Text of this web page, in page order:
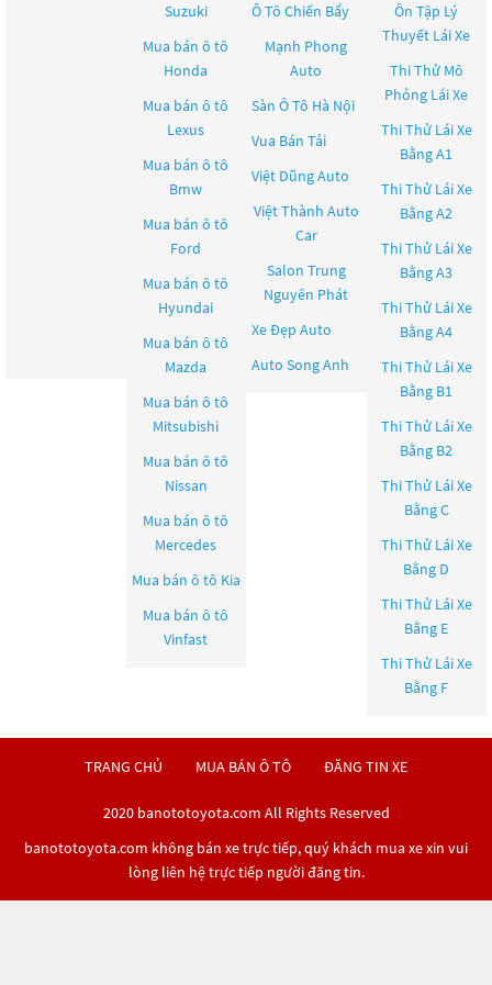
Suzuki
Mua bán ô tô
Honda
Mua bán ô tô
Lexus
Mua bán ô tô
Bmw
Mua bán ô tô
Ford
Mua bán ô tô
Hyundai
Mua bán ô tô
Mazda
Mua bán ô tô
Mitsubishi
Mua bán ô tô
Nissan
Mua bán ô tô
Mercedes
Mua bán ô tô Kia
Mua bán ô tô
Vinfast
Ô Tô Chiến Bẩy
Mạnh Phong
Auto
Sàn Ô Tô Hà Nội
Vua Bán Tải
Việt Dũng Auto
Việt Thành Auto
Car
Salon Trung
Nguyên Phát
Xe Đẹp Auto
Auto Song Anh
Ôn Tập Lý
Thuyết Lái Xe
Thi Thử Mô
Phỏng Lái Xe
Thi Thử Lái Xe
Bằng A1
Thi Thử Lái Xe
Bằng A2
Thi Thử Lái Xe
Bằng A3
Thi Thử Lái Xe
Bằng A4
Thi Thử Lái Xe
Bằng B1
Thi Thử Lái Xe
Bằng B2
Thi Thử Lái Xe
Bằng C
Thi Thử Lái Xe
Bằng D
Thi Thử Lái Xe
Bằng E
Thi Thử Lái Xe
Bằng F
TRANG CHỦ MUA BÁN Ô TÔ ĐĂNG TIN XE
2020 banototoyota.com All Rights Reserved
banototoyota.com không bán xe trực tiếp, quý khách mua xe xin vui
lòng liên hệ trực tiếp người đăng tin.